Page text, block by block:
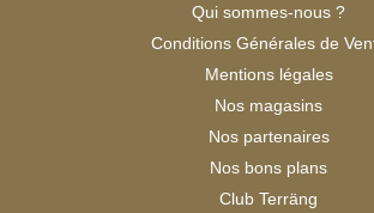
Qui sommes-nous ?
Conditions Générales de
Mentions légales
Nos magasins
Nos partenaires
Nos bons plans
Club Terräng